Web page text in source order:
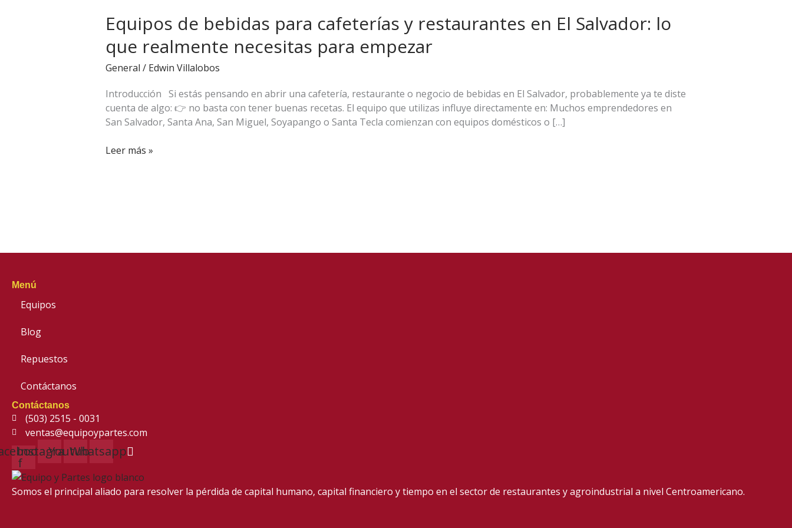
Equipos de bebidas para cafeterías y restaurantes en El Salvador: lo
que realmente necesitas para empezar
General / Edwin Villalobos
Introducción Si estás pensando en abrir una cafetería, restaurante o negocio de bebidas en El Salvador, probablemente ya te diste
cuenta de algo: 👉 no basta con tener buenas recetas. El equipo que utilizas influye directamente en: Muchos emprendedores en
San Salvador, Santa Ana, San Miguel, Soyapango o Santa Tecla comienzan con equipos domésticos o […]
bebidas
para
cafeterías
y
restaurantes
en
El
Salvador:
que
Leer más »
Menú
Equipos
Blog
Repuestos
Contáctanos
Contáctanos
(503) 2515 - 0031
ventas@equipoypartes.com
f
Instagram
Youtube
Whatsapp
Somos el principal aliado para resolver la pérdida de capital humano, capital financiero y tiempo en el sector de restaurantes y agroindustrial a nivel Centroamericano.